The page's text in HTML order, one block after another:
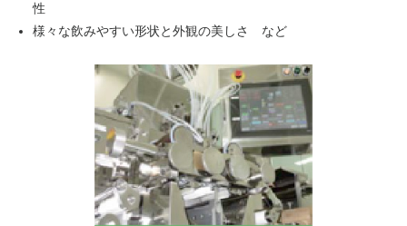
性
様々な飲みやすい形状と外観の美しさ など